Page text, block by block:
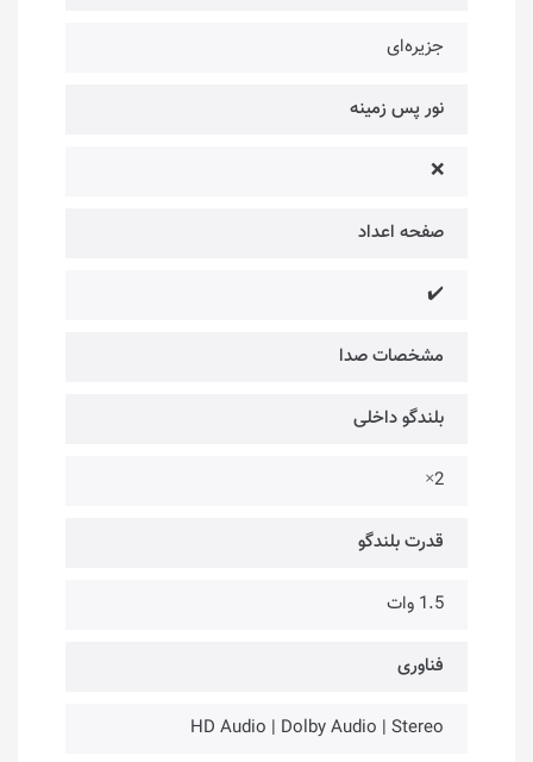
جزیره‌ای
نور پس زمینه
❌
صفحه اعداد
✔️
مشخصات صدا
بلندگو داخلی
2×
قدرت بلندگو
1.5 وات
فناوری‌
HD Audio | Dolby Audio | Stereo